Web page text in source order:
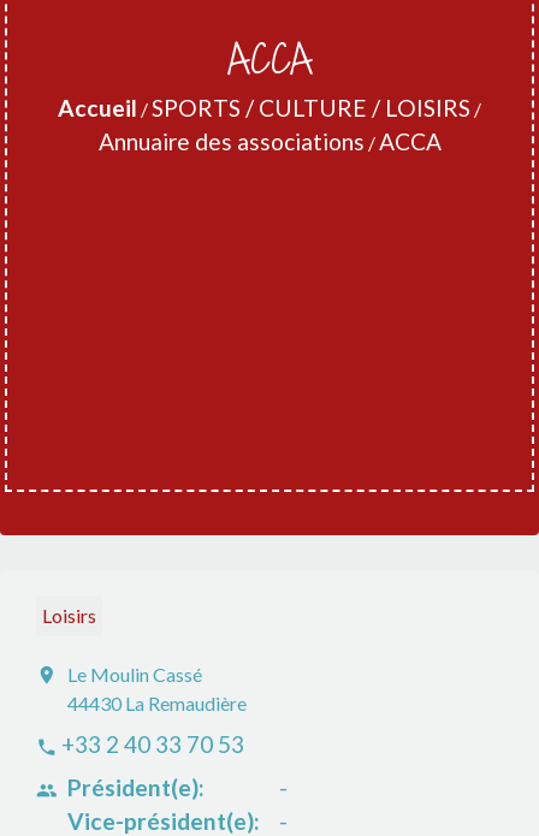
ACCA
Accueil /SPORTS / CULTURE / LOISIRS /
Annuaire des associations /ACCA
Loisirs
location_on
Le Moulin Cassé
44430 La Remaudière
phone +33 2 40 33 70 53
people Président(e):
Vice-président(e):
-
-